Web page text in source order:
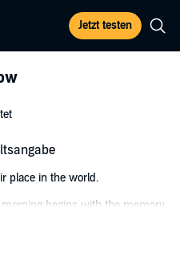
Jetzt testen
place in the world.
begins with the memory
of morality, Kildare has
of justice. Only the strength